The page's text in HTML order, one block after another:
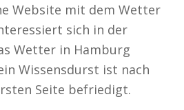
Website mit dem Wetter
sich in der
Wetter in Hamburg
Wissensdurst ist nach
Seite befriedigt.